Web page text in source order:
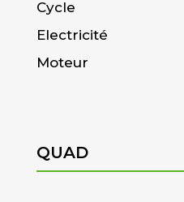
Cycle
Electricité
Moteur
QUAD